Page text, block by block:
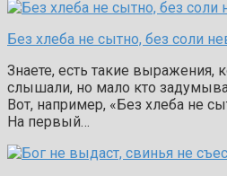
Без хлеба не сытно, без соли
Знаете, есть такие выражения,
слышали, но мало кто
Вот, например, «Без хлеба не
На первый…